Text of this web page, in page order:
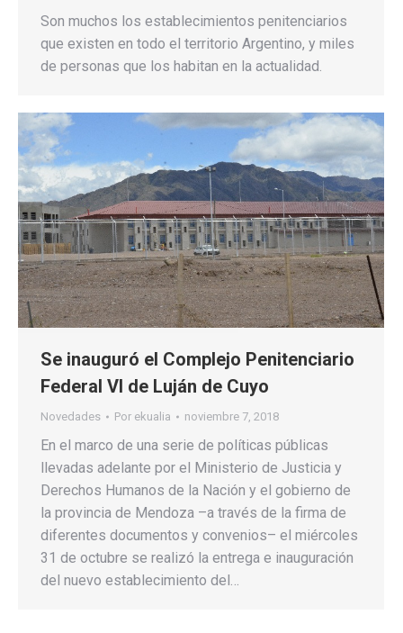
Son muchos los establecimientos penitenciarios
que existen en todo el territorio Argentino, y miles
de personas que los habitan en la actualidad.
Se inauguró el Complejo Penitenciario
Federal VI de Luján de Cuyo
Novedades Por ekualia noviembre 7, 2018
En el marco de una serie de políticas públicas
llevadas adelante por el Ministerio de Justicia y
Derechos Humanos de la Nación y el gobierno de
la provincia de Mendoza –a través de la firma de
diferentes documentos y convenios– el miércoles
31 de octubre se realizó la entrega e inauguración
del nuevo establecimiento del…